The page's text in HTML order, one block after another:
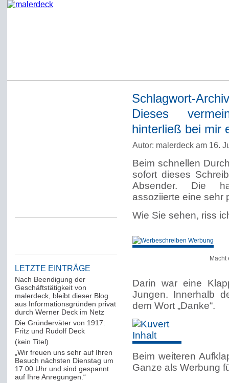
LETZTE EINTRÄGE
Nach Beendigung der
Geschäftstätigkeit von
malerdeck, bleibt dieser Blog
aus Informationsgründen privat
durch Werner Deck im Netz
Die Gründerväter von 1917:
Fritz und Rudolf Deck
(kein Titel)
„Wir freuen uns sehr auf Ihren
Besuch nächsten Dienstag um
17.00 Uhr und sind gespannt
auf Ihre Anregungen.“
Schlagwort-
Dieses
hinterließ bei mir
Autor: malerdeck am 16.
Beim schnellen
sofort dieses
Absender. Die
assoziierte eine sehr
Wie Sie sehen, riss
Macht
Darin war eine
Jungen. Innerhalb
dem Wort „Danke“.
Beim weiteren
Ganze als Werbung